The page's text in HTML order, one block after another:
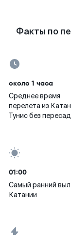
Факты по
около 1 часа
Среднее время
перелета из
Тунис без
01:00
Самый ранний
Катании